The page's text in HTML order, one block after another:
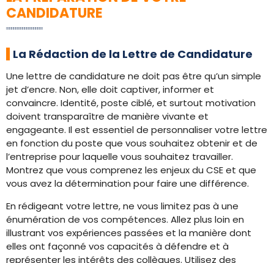
CANDIDATURE
La Rédaction de la Lettre de Candidature
Une lettre de candidature ne doit pas être qu’un simple
jet d’encre. Non, elle doit captiver, informer et
convaincre. Identité, poste ciblé, et surtout motivation
doivent transparaître de manière vivante et
engageante. Il est essentiel de personnaliser votre lettre
en fonction du poste que vous souhaitez obtenir et de
l’entreprise pour laquelle vous souhaitez travailler.
Montrez que vous comprenez les enjeux du CSE et que
vous avez la détermination pour faire une différence.
En rédigeant votre lettre, ne vous limitez pas à une
énumération de vos compétences. Allez plus loin en
illustrant vos expériences passées et la manière dont
elles ont façonné vos capacités à défendre et à
représenter les intérêts des collègues. Utilisez des